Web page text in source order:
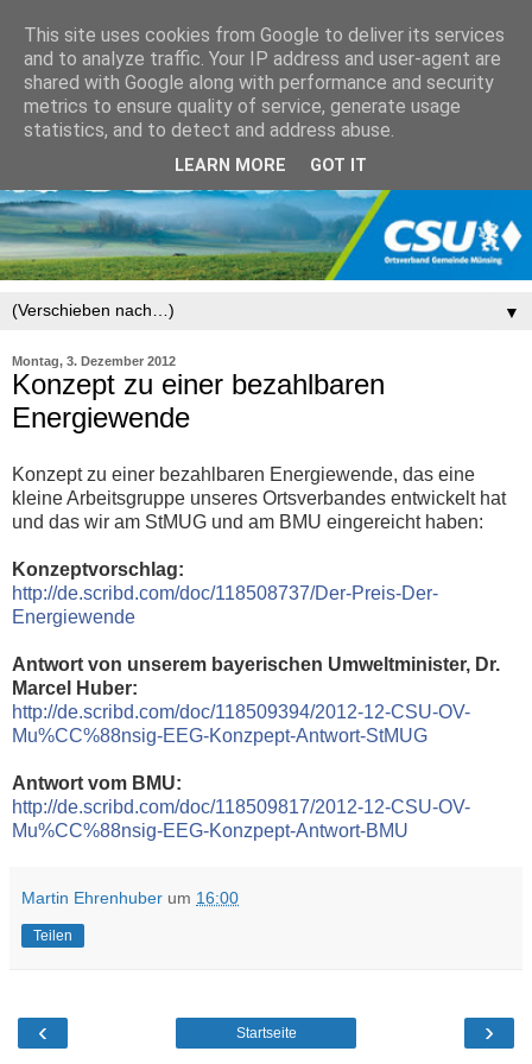
▼
Montag, 3. Dezember 2012
Konzept zu einer bezahlbaren
Energiewende
Konzept zu einer bezahlbaren Energiewende, das eine
kleine Arbeitsgruppe unseres Ortsverbandes entwickelt hat
und das wir am StMUG und am BMU eingereicht haben:
Konzeptvorschlag:
http://de.scribd.com/doc/118508737/Der-Preis-Der-
Energiewende
Antwort von unserem bayerischen Umweltminister, Dr.
Marcel Huber:
http://de.scribd.com/doc/118509394/2012-12-CSU-OV-
Mu%CC%88nsig-EEG-Konzpept-Antwort-StMUG
Antwort vom BMU:
http://de.scribd.com/doc/118509817/2012-12-CSU-OV-
Mu%CC%88nsig-EEG-Konzpept-Antwort-BMU
Martin Ehrenhuber um 16:00
Teilen
‹ ›
Startseite
This site uses cookies from Google to deliver its services
and to analyze traffic. Your IP address and user-agent are
shared with Google along with performance and security
metrics to ensure quality of service, generate usage
statistics, and to detect and address abuse.
LEARN MORE GOT IT